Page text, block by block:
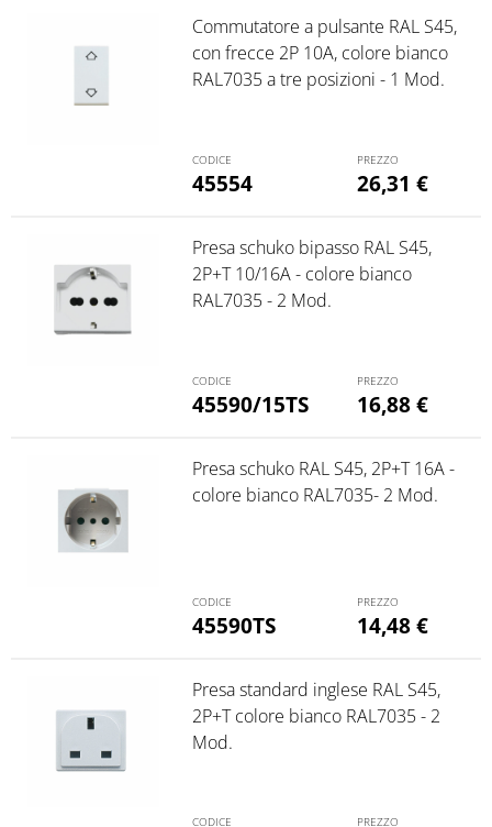
45554
Commutatore a pulsante RAL S45,
con frecce 2P 10A, colore bianco
RAL7035 a tre posizioni - 1 Mod.
26,31 €
45590/15TS
Presa schuko bipasso RAL S45,
2P+T 10/16A - colore bianco
RAL7035 - 2 Mod.
16,88€
45590TS
Presa schuko RAL S45, 2P+T 16A -
colore bianco RAL7035- 2 Mod.
14,48€
Presa standard inglese RAL S45,
2P+T colore bianco RAL7035 - 2
Mod.